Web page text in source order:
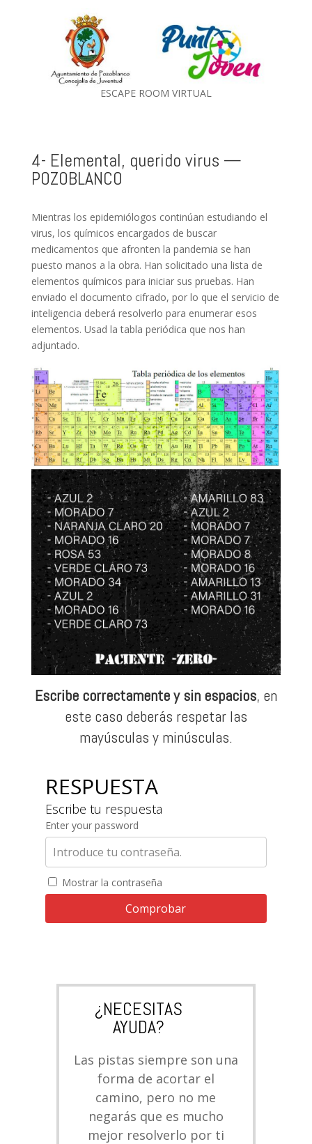
ESCAPE ROOM VIRTUAL
4- Elemental, querido virus —
POZOBLANCO
Mientras los epidemiólogos continúan estudiando el
virus, los químicos encargados de buscar
medicamentos que afronten la pandemia se han
puesto manos a la obra. Han solicitado una lista de
elementos químicos para iniciar sus pruebas. Han
enviado el documento cifrado, por lo que el servicio de
inteligencia deberá resolverlo para enumerar esos
elementos. Usad la tabla periódica que nos han
adjuntado.
Escribe correctamente y sin espacios, en
este caso deberás respetar las
mayúsculas y minúsculas.
RESPUESTA
Escribe tu respuesta
Enter your password
Mostrar la contraseña
Comprobar
¿NECESITAS
AYUDA?
Las pistas siempre son una
forma de acortar el
camino, pero no me
negarás que es mucho
mejor resolverlo por ti